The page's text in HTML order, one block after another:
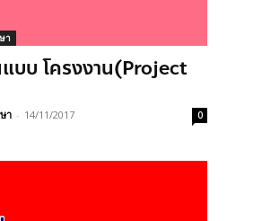
า
บบ โครงงาน(Project
า - 14/11/2017 0